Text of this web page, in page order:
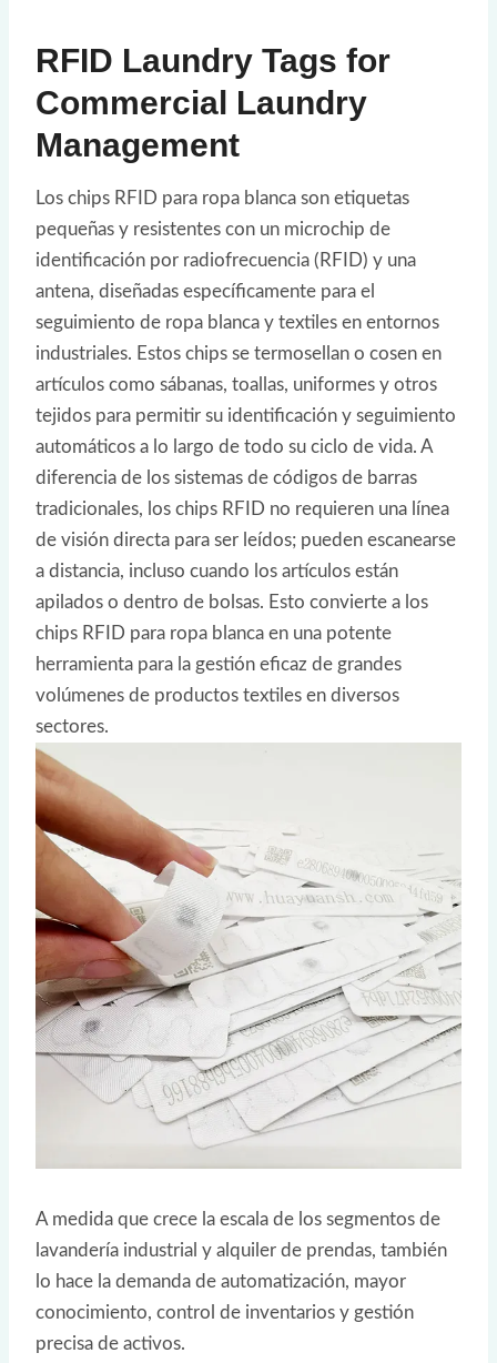
RFID Laundry Tags for
Commercial Laundry
Management
Los chips RFID para ropa blanca son etiquetas
pequeñas y resistentes con un microchip de
identificación por radiofrecuencia (RFID) y una
antena, diseñadas específicamente para el
seguimiento de ropa blanca y textiles en entornos
industriales. Estos chips se termosellan o cosen en
artículos como sábanas, toallas, uniformes y otros
tejidos para permitir su identificación y seguimiento
automáticos a lo largo de todo su ciclo de vida. A
diferencia de los sistemas de códigos de barras
tradicionales, los chips RFID no requieren una línea
de visión directa para ser leídos; pueden escanearse
a distancia, incluso cuando los artículos están
apilados o dentro de bolsas. Esto convierte a los
chips RFID para ropa blanca en una potente
herramienta para la gestión eficaz de grandes
volúmenes de productos textiles en diversos
sectores.
A medida que crece la escala de los segmentos de
lavandería industrial y alquiler de prendas, también
lo hace la demanda de automatización, mayor
conocimiento, control de inventarios y gestión
precisa de activos.